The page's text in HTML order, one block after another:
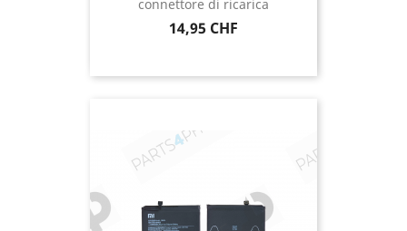
connettore di ricarica
Prezzo
14,95 CHF